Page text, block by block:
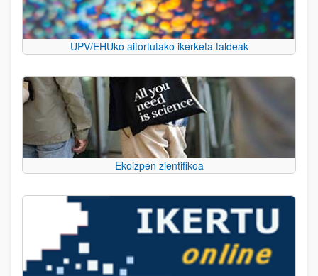
UPV/EHUko aitortutako ikerketa taldeak
Ekoizpen zientifikoa